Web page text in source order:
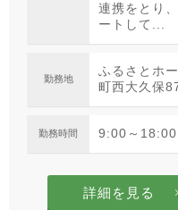
連携をとり
ートして...
勤務地
ふるさとホ
町西大久保
勤務時間 9:00～
詳細を見る